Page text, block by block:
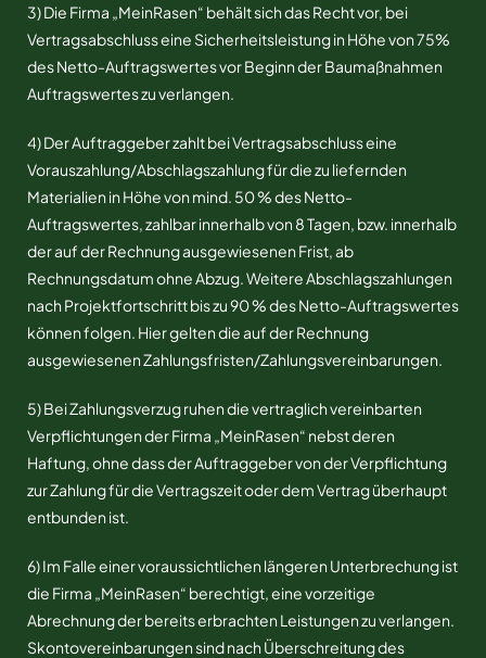
3) Die Firma „MeinRasen“ behält sich das Recht vor, bei
Vertragsabschluss eine Sicherheitsleistung in Höhe von 75%
des Netto-Auftragswertes vor Beginn der Baumaßnahmen
Auftragswertes zu verlangen.
4) Der Auftraggeber zahlt bei Vertragsabschluss eine
Vorauszahlung/Abschlagszahlung für die zu liefernden
Materialien in Höhe von mind. 50 % des Netto-
Auftragswertes, zahlbar innerhalb von 8 Tagen, bzw. innerhalb
der auf der Rechnung ausgewiesenen Frist, ab
Rechnungsdatum ohne Abzug. Weitere Abschlagszahlungen
nach Projektfortschritt bis zu 90 % des Netto-Auftragswertes
können folgen. Hier gelten die auf der Rechnung
ausgewiesenen Zahlungsfristen/Zahlungsvereinbarungen.
5) Bei Zahlungsverzug ruhen die vertraglich vereinbarten
Verpflichtungen der Firma „MeinRasen“ nebst deren
Haftung, ohne dass der Auftraggeber von der Verpflichtung
zur Zahlung für die Vertragszeit oder dem Vertrag überhaupt
entbunden ist.
6) Im Falle einer voraussichtlichen längeren Unterbrechung ist
die Firma „MeinRasen“ berechtigt, eine vorzeitige
Abrechnung der bereits erbrachten Leistungen zu verlangen.
Skontovereinbarungen sind nach Überschreitung des